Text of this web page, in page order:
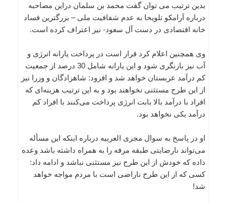
بدین ترتیب می توان گفت محمد بن سلمان دراین مصاحبه
درباره آرامکو تلویحا به عدم شفافیت ملی – بزرگترین فساد
خانه اقتصادی در دست آل سعود- نیز اعتراف کرده است.
وی همچنین اعلام کرد قرار است در پرداخت یارانه انرژی و
آب نیز بازنگری شود و این یارانه شامل 30 درصد از جمعیت
کم درآمد عربستان خواهد شد و افزود: شاهزادگان و وزرا نیز
از این طرح مستثنی نخواهند بود و به این ترتیب هزینه‌ای که
افراد با درآمد بالا بابت انرژی پرداخت می‌کنند با افراد کم
درآمد یکی نخواهد بود.
او در پاسخ به سوال مجری العربیه درباره اینکه این مسأله
می‌تواند نارضایتی طبقه مرفه را به همراه داشته باشد وعده
داده که خودش از این طرح نیز مستثنی نباشد و ادامه داد:
کسی که از این طرح ناراضی است با مردم مواجه خواهد
شد!